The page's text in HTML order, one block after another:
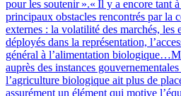
pour les soutenir ».« Il y a encore tant
principaux obstacles rencontrés par la
externes : la volatilité des marchés, les
déployés dans la représentation,
général à l’alimentation
auprès des instances
l’agriculture biologique ait plus de
assurément un élément qui motive